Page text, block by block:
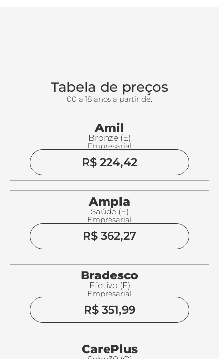
Tabela de preços
00 a 18 anos a partir de:
Amil
Bronze (E)
Empresarial
R$ 224,42
Ampla
Saúde (E)
Empresarial
R$ 362,27
Bradesco
Efetivo (E)
Empresarial
R$ 351,99
CarePlus